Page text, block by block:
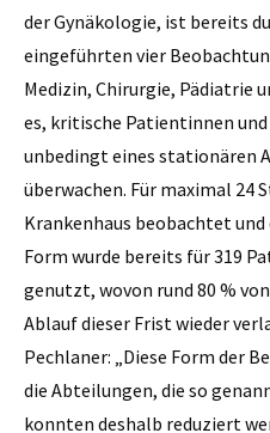
der Gynäkologie, ist bereits
eingeführten vier
Medizin, Chirurgie, Pädiatrie
es, kritische ­Patientinnen
unbedingt eines stationären
überwachen. Für maximal 24
Krankenhaus beobachtet
Form wurde bereits für 319
genutzt, wovon rund 80 %
Ablauf dieser Frist wieder
Pechlaner: „Diese Form der
die Abteilungen, die so
konnten deshalb reduziert